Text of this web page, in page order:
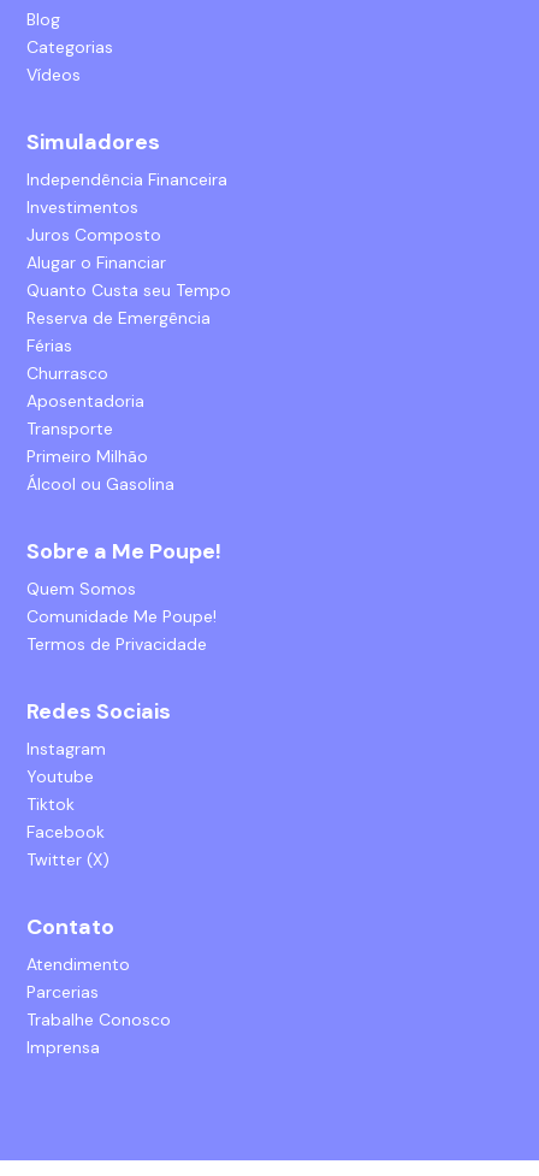
Blog
Categorias
Vídeos
Simuladores
Independência Financeira
Investimentos
Juros Composto
Alugar o Financiar
Quanto Custa seu Tempo
Reserva de Emergência
Férias
Churrasco
Aposentadoria
Transporte
Primeiro Milhão
Álcool ou Gasolina
Sobre a Me Poupe!
Quem Somos
Comunidade Me Poupe!
Termos de Privacidade
Redes Sociais
Instagram
Youtube
Tiktok
Facebook
Twitter (X)
Contato
Atendimento
Parcerias
Trabalhe Conosco
Imprensa